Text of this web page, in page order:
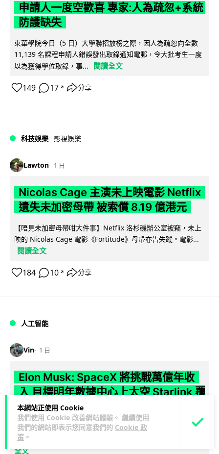
本網站正使用 Cookie
我們使用 Cookie 改善網站體驗。 繼續使用
我們的網站即表示您同意我們的 Cookie 政
策 。
申請人一度空歡喜 專家:人為疏忽+系統
防護缺失
東華學院今日（5 日）大學聯招放榜之際，因人為疏忽向全數
11,139 名課程申請人錯誤發出取錄通知電郵，令大批考生一度
以為獲得學位取錄，事...
閱讀全文
149 17 ↗ 分享
科技娛樂 影視娛樂
Lawton 1 日
Nicolas Cage 主演未上映電影 Netflix
遺失未加密母帶 被索償 8.19 億港元
【唔見未加密母帶咁大件事】Netflix 洛杉磯辦公室被竊，未上
映的 Nicolas Cage 電影《Fortitude》母帶亦告失蹤。電影...
閱讀全文
184 10 ↗ 分享
人工智能
Vin 1 日
Elon Musk: SpaceX 將挑戰萬億年收
入 目標明年數據中心上太空 Starlink 覆
蓋全球170國
SpaceX 公佈最新第二季業績，受惠 Starlink 與 AI 業務帶動，
季度收入按年飆升 92% 至 78 億美元。行政總裁 Elon...
全文